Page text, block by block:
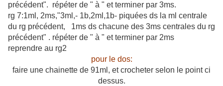
précédent". répéter de " à " et terminer par 3ms.
rg 7:1ml, 2ms,"3ml,- 1b,2ml,1b- piquées ds la ml centrale
du rg précédent, 1ms ds chacune des 3ms centrales du rg
précédent" . répéter de " à " et terminer par 2ms
reprendre au rg2
pour le dos:
faire une chainette de 91ml, et crocheter selon le point ci
dessus.